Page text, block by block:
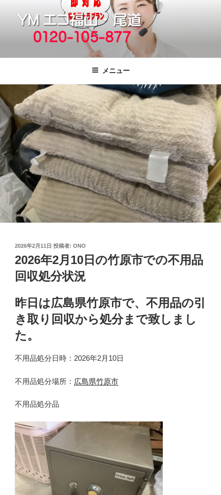
ッ
プ
福山市で格安の不用品回収、買取、処
分は粗大ごみ処分、廃品回収も対応の
YMエコ福山営業所へ。
引っ越しゴミ・粗大ゴミの片付けをいたします
メニュー
投
日:
2026年2月11日 投稿者: ONO
2026年2月10日の竹原市での不用品
回収処分状況
昨日は広島県竹原市で、不用品の引
き取り回収から処分まで致しまし
た。
不用品処分日時：2026年2月10日
不用品処分場所： 広島県竹原市
不用品処分品